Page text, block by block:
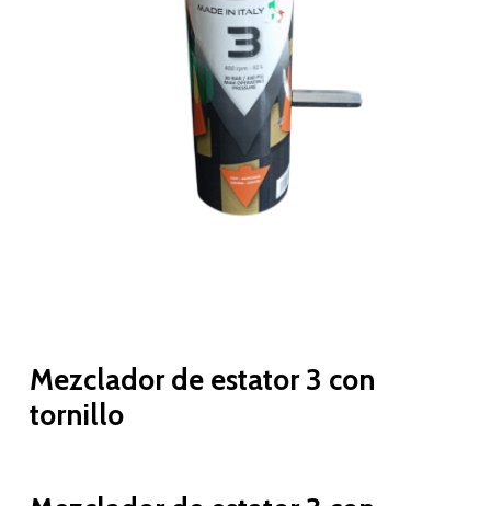
Mezclador de estator 3 con
tornillo